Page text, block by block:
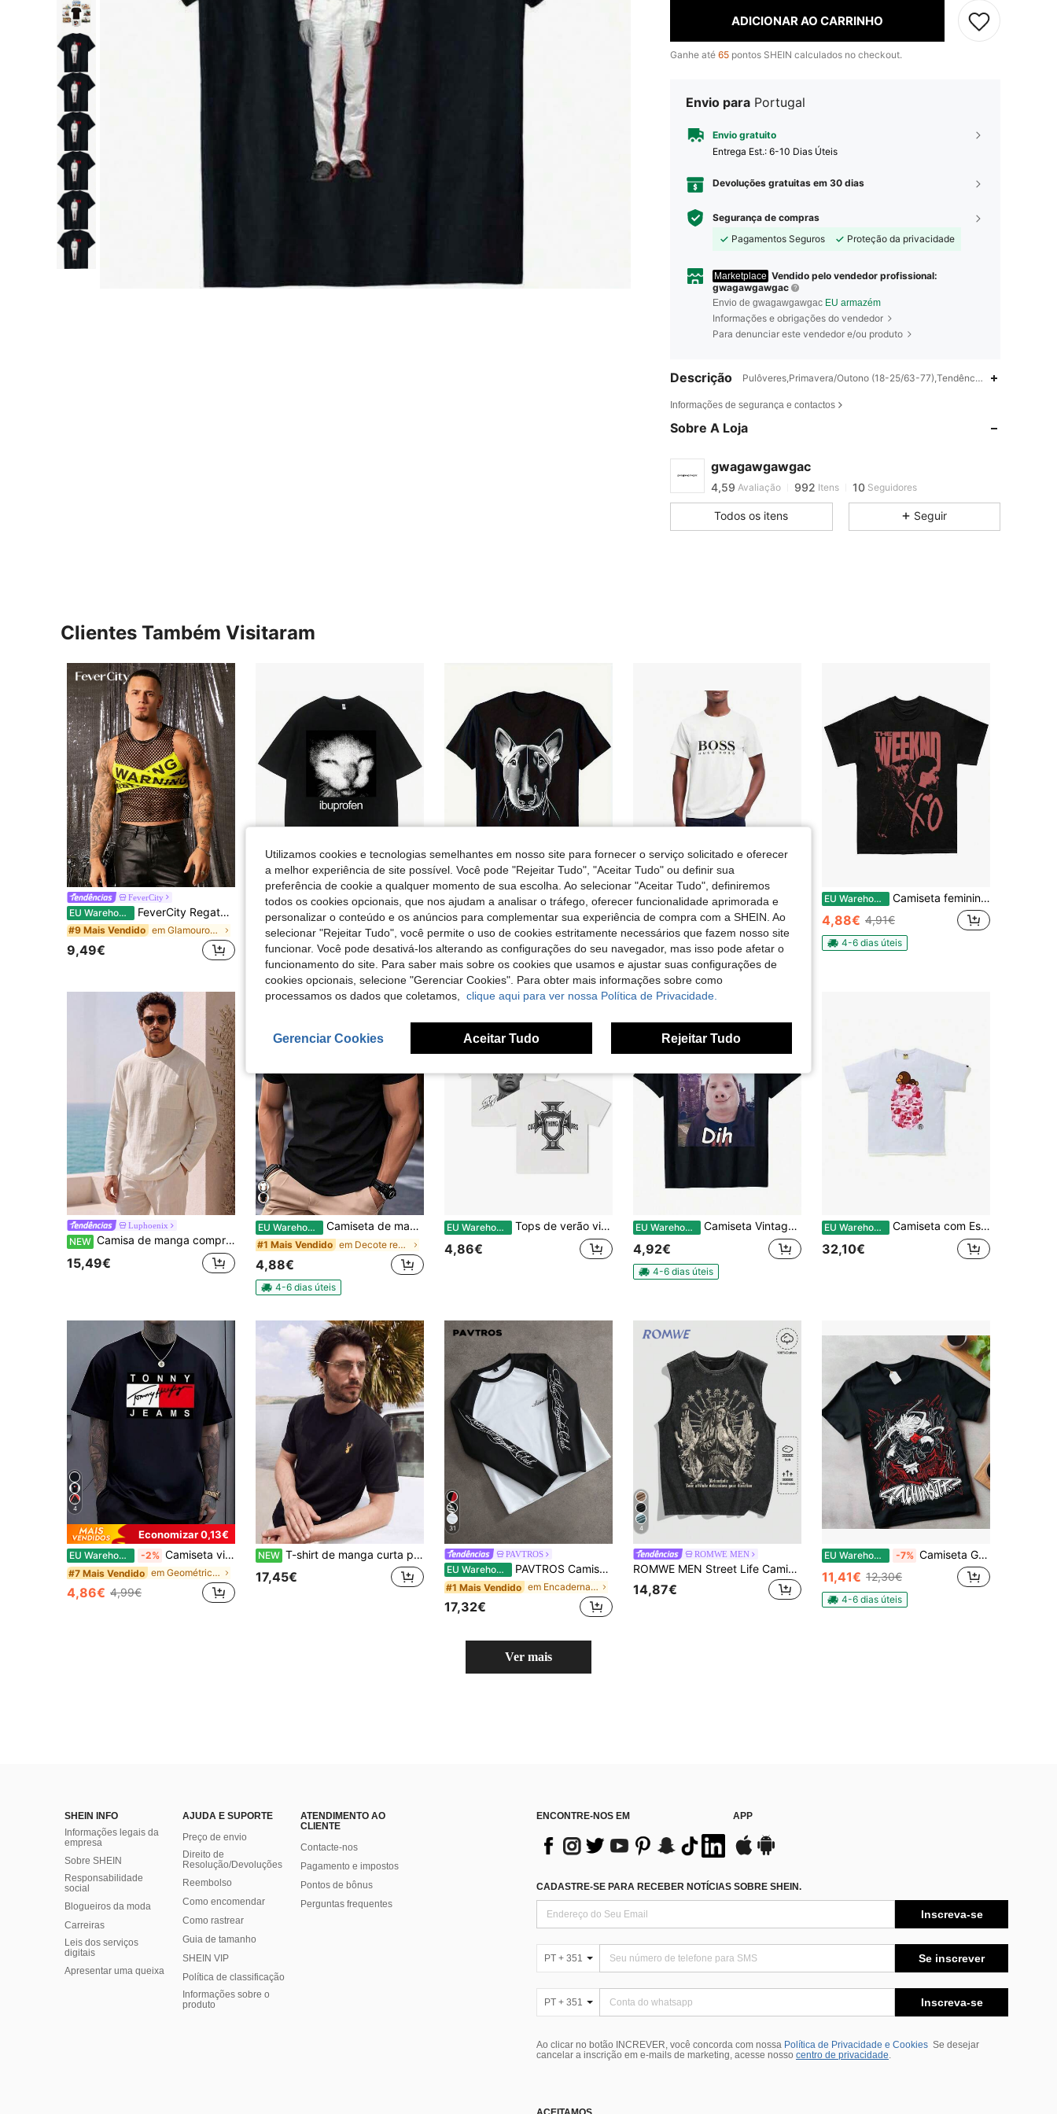
ADICIONAR AO CARRINHO
Ganhe até 65 pontos SHEIN calculados no checkout.
Envio para Portugal
Envio gratuito
Entrega Est.: 6-10 Dias Úteis
Devoluções gratuitas em 30 dias
Segurança de compras
Pagamentos Seguros
Proteção da privacidade
Marketplace Vendido pelo vendedor profissional:
gwagawgawgac
Envio de gwagawgawgac EU armazém
Informações e obrigações do vendedor
Para denunciar este vendedor e/ou produto
Descrição Pulôveres,Primavera/Outono (18-25/63-77),Tendência de vanguarda -
Informações de segurança e contactos
Sobre A Loja
gwagawgawgac
4,59
992
4,59 Avaliação 992 Itens 10 Seguidores
4,59
4,59
992
10
Todos os itens Seguir
Clientes Também Visitaram
FeverCity
EU Warehouse FeverCity Regata masculina de malha com decote redondo e sem mangas, adequada para o verão
#9 Mais Vendido em Glamourosa - Roupa de Festa Tops masculinos
9,49€
EU Warehouse -9% Camiseta vintage engraçada com estampa de gato e ibuprofeno. Camiseta casual e estilosa. Estilo Harajuku.
#4 Mais Vendido em Macio e leve T-shirts masculinas
4,88€ 5,40€
4-6 dias úteis
EU Warehouse -8% Camiseta masculina preta com estampa de mini bull terrier - Manga curta, ideal para o Dia dos Namorados e para o dia a dia, leve com apenas 180g, disponível nos tamanhos P a 2GG.
11,04€ 12,00€
4-6 dias úteis
EU Warehouse Camisetas masculinas
#2 Mais Vendido em Rua T-shirts masculinas
11,89€
4-6 dias úteis
EU Warehouse Camiseta feminina casual com estampa gráfica, 220g, 100% algodão, modelo XO, estampa de retrato de estrela da música, modelagem relaxada.
4,88€ 4,91€
4-6 dias úteis
Luphoenix
NEW Camisa de manga comprida casual business para homem, cor lisa, camada interior para outono/inverno
15,49€
EU Warehouse Camiseta de manga curta com estampa simples, versátil e casual para o dia a dia, ideal para primavera/verão.
#1 Mais Vendido em Decote redondo T-shirts masculinas
4,88€
4-6 dias úteis
EU Warehouse Tops de verão vintage supermodernos de estrelas do futebol
4,86€
EU Warehouse Camiseta Vintage Plus Size - Camiseta engraçada de gola redonda para homens e mulheres, camiseta feminina da moda, meme de gato engraçado da Geração Z.
4,92€
4-6 dias úteis
EU Warehouse Camiseta com Estampa de Desenho Animado, Gola Redonda de Algodão Macio, Top Clássico de Verão Estilo Preppy
32,10€
4
Economizar 0,13€
EU Warehouse -2% Camiseta vintage com estampa retangular em preto, branco e vermelho, estilo urbano moderno, blusa casual masculina.
#7 Mais Vendido em Geométrico T-shirts masculinas
4,86€ 4,99€
NEW T-shirt de manga curta para homem em 100% algodão, gola redonda, corte relaxado e bordada
17,45€
31
PAVTROS
EU Warehouse PAVTROS Camiseta masculina de manga raglan folgada, contraste preto e branco, estampa gráfica em inglês manuscrito. Camiseta masculina de manga comprida estilo beisebol. Ideal para uso diário, lazer, viagens de fim de semana, atividades ao ar livre, expedições, ambientes de trabalho descontraídos ou ocasiões semiformal. Ótima opção de presente para namorado/marido, aniversário, férias de verão, feriados, Ano Novo, casamento e Dia dos Namorados.
#1 Mais Vendido em Encadernação de contraste T-shirts masculinas
17,32€
4
ROMWE MEN
ROMWE MEN Street Life Camiseta regata masculina com estampa de cruz gótica e Virgem Maria, desbotada, com lavagem ácida, sem mangas, estilo Halloween, anos 2000
14,87€
EU Warehouse -7% Camiseta Gachiakuta Tome, mangá japonês de terror (tankobon), todos os tamanhos.
11,41€ 12,30€
4-6 dias úteis
Ver mais
SHEIN INFO
Informações legais da
empresa
Sobre SHEIN
Responsabilidade
social
Blogueiros da moda
Carreiras
Leis dos serviços
digitais
Apresentar uma queixa
AJUDA E SUPORTE
Preço de envio
Direito de
Resolução/Devoluções
Reembolso
Como encomendar
Como rastrear
Guia de tamanho
SHEIN VIP
Política de classificação
​Informações sobre o
produto
ATENDIMENTO AO
CLIENTE
Contacte-nos
Pagamento e impostos
Pontos de bônus
Perguntas frequentes
ENCONTRE-NOS EM APP
CADASTRE-SE PARA RECEBER NOTÍCIAS SOBRE SHEIN.
Inscreva-se
PT + 351 Se inscrever
PT + 351 Inscreva-se
Ao clicar no botão INCREVER, você concorda com nossa Política de Privacidade e Cookies Se desejar
cancelar a inscrição em e-mails de marketing, acesse nosso centro de privacidade.
Utilizamos cookies e tecnologias semelhantes em nosso site para fornecer o serviço solicitado e oferecer
a melhor experiência de site possível. Você pode "Rejeitar Tudo", "Aceitar Tudo" ou definir sua
preferência de cookie a qualquer momento de sua escolha. Ao selecionar "Aceitar Tudo", definiremos
todos os cookies opcionais, que nos ajudam a analisar o tráfego, oferecer funcionalidade aprimorada e
personalizar o conteúdo e os anúncios para complementar sua experiência de compra com a SHEIN. Ao
selecionar "Rejeitar Tudo", você permite o uso de cookies estritamente necessários que fazem nosso site
funcionar. Você pode desativá-los alterando as configurações do seu navegador, mas isso pode afetar o
funcionamento do site. Para saber mais sobre os cookies que usamos e ajustar suas configurações de
cookies opcionais, selecione "Gerenciar Cookies". Para obter mais informações sobre como
processamos os dados que coletamos, clique aqui para ver nossa Política de Privacidade.
Gerenciar Cookies Aceitar Tudo Rejeitar Tudo